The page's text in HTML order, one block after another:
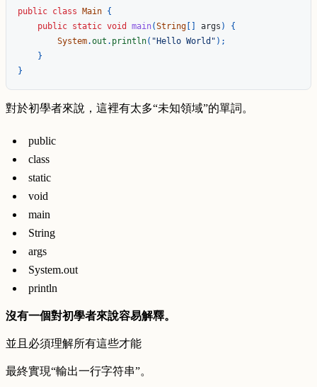
public class Main {
public static void main(String args )
{
System.out . println( "Hello World" );
}
}
對於初學者來說，這裡有太多“未知領域”的單詞。
public
class
static
void
main
String
args
System.out
println
沒有一個對初學者來說容易解釋。
並且必須理解所有這些才能
最終實現“輸出一行字符串”。